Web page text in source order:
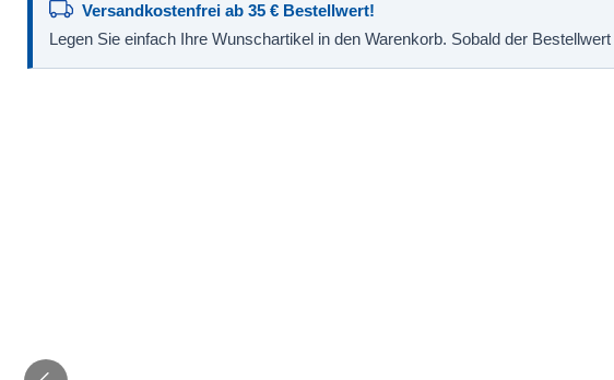
Versandkostenfrei ab 35 € Bestellwert!
Legen Sie einfach Ihre Wunschartikel in den Warenkorb. Sobald der